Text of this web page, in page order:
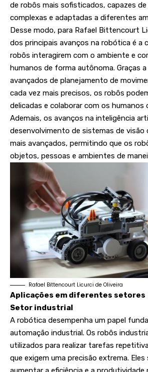
de robôs mais sofisticados, capazes
complexas e adaptadas a diferentes
Desse modo, para Rafael Bittencourt
dos principais avanços na robótica é a
robôs interagirem com o ambiente e
humanos de forma autônoma. Graças
avançados de planejamento de
cada vez mais precisos, os robôs
delicadas e colaborar com os humanos
Ademais, os avanços na inteligência
desenvolvimento de sistemas de visão
mais avançados, permitindo que os
objetos, pessoas e ambientes de
Rafael Bittencourt Licurci de Oliveira
Aplicações em diferentes setores
Setor industrial
A robótica desempenha um papel
automação industrial. Os robôs
utilizados para realizar tarefas
que exigem uma precisão extrema. Eles